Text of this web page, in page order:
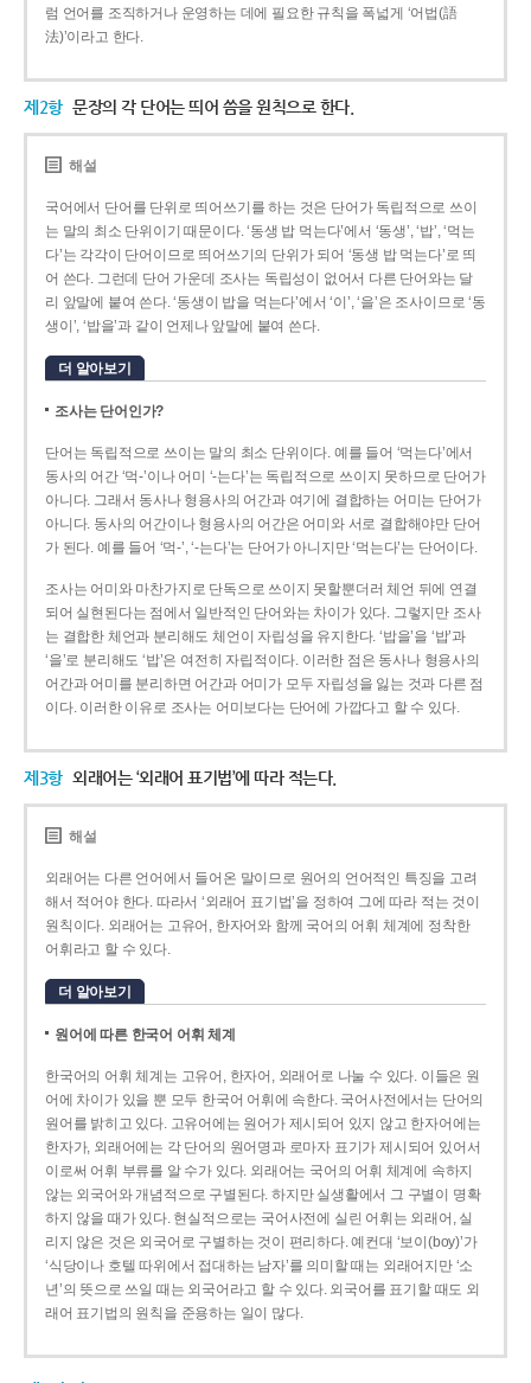
럼 언어를 조직하거나 운영하는 데에 필요한 규칙을 폭넓게 ‘어법(語
法)’이라고 한다.
제2항 문장의 각 단어는 띄어 씀을 원칙으로 한다.
해설
국어에서 단어를 단위로 띄어쓰기를 하는 것은 단어가 독립적으로 쓰이
는 말의 최소 단위이기 때문이다. ‘동생 밥 먹는다’에서 ‘동생’, ‘밥’, ‘먹는
다’는 각각이 단어이므로 띄어쓰기의 단위가 되어 ‘동생 밥 먹는다’로 띄
어 쓴다. 그런데 단어 가운데 조사는 독립성이 없어서 다른 단어와는 달
리 앞말에 붙여 쓴다. ‘동생이 밥을 먹는다’에서 ‘이’, ‘을’은 조사이므로 ‘동
생이’, ‘밥을’과 같이 언제나 앞말에 붙여 쓴다.
더 알아보기
조사는 단어인가?
단어는 독립적으로 쓰이는 말의 최소 단위이다. 예를 들어 ‘먹는다’에서
동사의 어간 ‘먹-­’이나 어미 ‘­-는다’는 독립적으로 쓰이지 못하므로 단어가
아니다. 그래서 동사나 형용사의 어간과 여기에 결합하는 어미는 단어가
아니다. 동사의 어간이나 형용사의 어간은 어미와 서로 결합해야만 단어
가 된다. 예를 들어 ‘먹-’, ‘-는다’는 단어가 아니지만 ‘먹는다’는 단어이다.
조사는 어미와 마찬가지로 단독으로 쓰이지 못할뿐더러 체언 뒤에 연결
되어 실현된다는 점에서 일반적인 단어와는 차이가 있다. 그렇지만 조사
는 결합한 체언과 분리해도 체언이 자립성을 유지한다. ‘밥을’을 ‘밥’과
‘을’로 분리해도 ‘밥’은 여전히 자립적이다. 이러한 점은 동사나 형용사의
어간과 어미를 분리하면 어간과 어미가 모두 자립성을 잃는 것과 다른 점
이다. 이러한 이유로 조사는 어미보다는 단어에 가깝다고 할 수 있다.
제3항 외래어는 ‘외래어 표기법’에 따라 적는다.
해설
외래어는 다른 언어에서 들어온 말이므로 원어의 언어적인 특징을 고려
해서 적어야 한다. 따라서 ‘외래어 표기법’을 정하여 그에 따라 적는 것이
원칙이다. 외래어는 고유어, 한자어와 함께 국어의 어휘 체계에 정착한
어휘라고 할 수 있다.
더 알아보기
원어에 따른 한국어 어휘 체계
한국어의 어휘 체계는 고유어, 한자어, 외래어로 나눌 수 있다. 이들은 원
어에 차이가 있을 뿐 모두 한국어 어휘에 속한다. 국어사전에서는 단어의
원어를 밝히고 있다. 고유어에는 원어가 제시되어 있지 않고 한자어에는
한자가, 외래어에는 각 단어의 원어명과 로마자 표기가 제시되어 있어서
이로써 어휘 부류를 알 수가 있다. 외래어는 국어의 어휘 체계에 속하지
않는 외국어와 개념적으로 구별된다. 하지만 실생활에서 그 구별이 명확
하지 않을 때가 있다. 현실적으로는 국어사전에 실린 어휘는 외래어, 실
리지 않은 것은 외국어로 구별하는 것이 편리하다. 예컨대 ‘보이(boy)’가
‘식당이나 호텔 따위에서 접대하는 남자’를 의미할 때는 외래어지만 ‘소
년’의 뜻으로 쓰일 때는 외국어라고 할 수 있다. 외국어를 표기할 때도 외
래어 표기법의 원칙을 준용하는 일이 많다.